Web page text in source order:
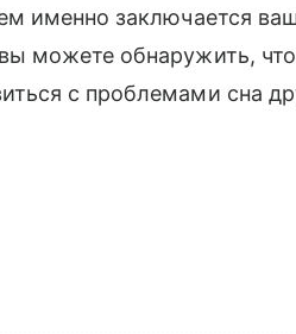
именно заключается
можете обнаружить,
с проблемами сна